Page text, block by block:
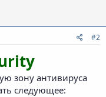
#2
зону антивируса
следующее: